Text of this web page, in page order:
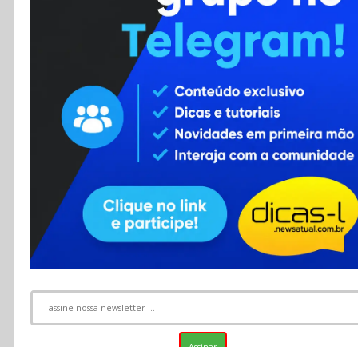
Contato
RSS